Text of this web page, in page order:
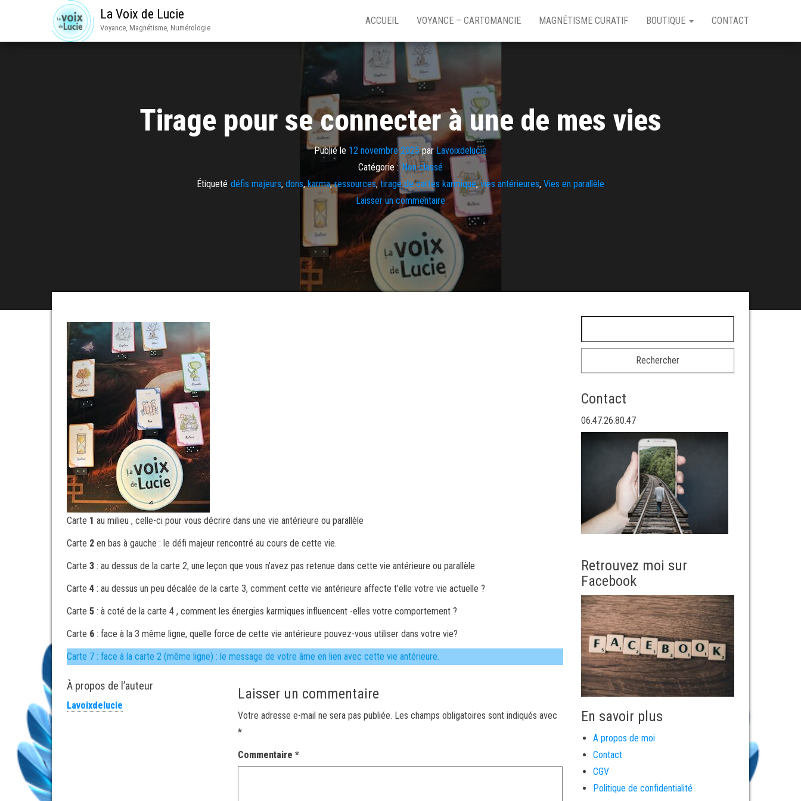
La Voix de Lucie
Voyance, Magnétisme, Numérologie
ACCUEIL VOYANCE – CARTOMANCIE MAGNÉTISME CURATIF BOUTIQUE CONTACT
Tirage pour se connecter à une de mes vies
Publié le 12 novembre 2025parLavoixdelucie
Catégorie : Non classé
Étiqueté défis majeurs, dons,karma,ressources,tirage de cartes karmique,vies antérieures, Vies en parallèle
Laisser un commentaire
Carte 1 au milieu , celle-ci pour vous décrire dans une vie antérieure ou parallèle
Carte 2 en bas à gauche : le défi majeur rencontré au cours de cette vie.
Carte 3 : au dessus de la carte 2, une leçon que vous n’avez pas retenue dans cette vie antérieure ou parallèle
Carte 4 : au dessus un peu décalée de la carte 3, comment cette vie antérieure affecte t’elle votre vie actuelle ?
Carte 5 : à coté de la carte 4 , comment les énergies karmiques influencent -elles votre comportement ?
Carte 6 : face à la 3 même ligne, quelle force de cette vie antérieure pouvez-vous utiliser dans votre vie?
Carte 7 : face à la carte 2 (même ligne) : le message de votre âme en lien avec cette vie antérieure.
À propos de l’auteur
Lavoixdelucie
Laisser un commentaire
Votre adresse e-mail ne sera pas publiée. Les champs obligatoires sont indiqués avec
*
Commentaire*
Contact
06.47.26.80.47
Retrouvez moi sur
Facebook
En savoir plus
A propos de moi
Contact
CGV
Politique de confidentialité